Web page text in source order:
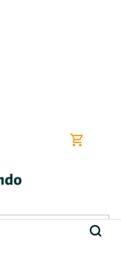
Nákupní